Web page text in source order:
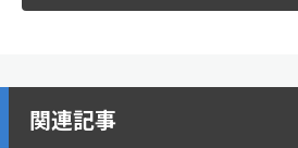
関連記事